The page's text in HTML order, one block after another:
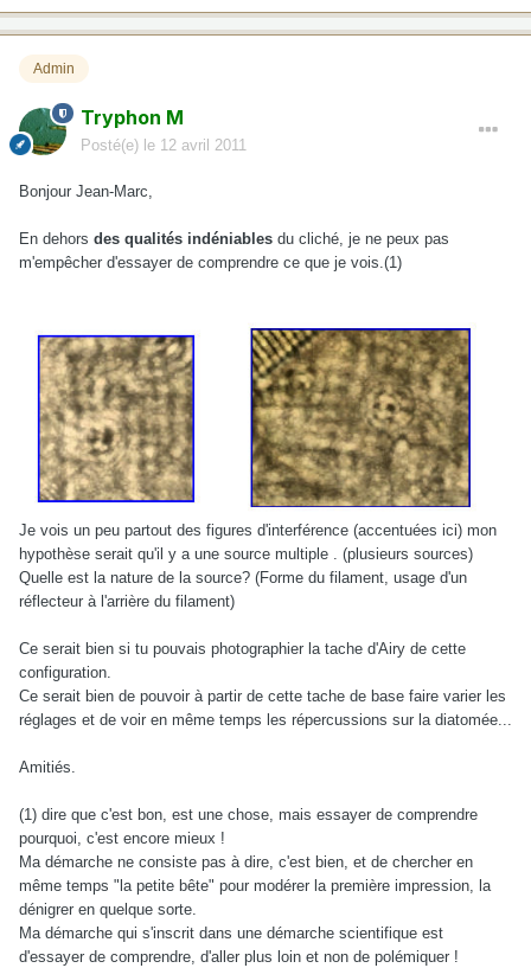
Admin
Tryphon M
Posté(e) le 12 avril 2011
Bonjour Jean-Marc,
En dehors des qualités indéniables du cliché, je ne peux pas
m'empêcher d'essayer de comprendre ce que je vois.(1)
Je vois un peu partout des figures d'interférence (accentuées ici) mon
hypothèse serait qu'il y a une source multiple . (plusieurs sources)
Quelle est la nature de la source? (Forme du filament, usage d'un
réflecteur à l'arrière du filament)
Ce serait bien si tu pouvais photographier la tache d'Airy de cette
configuration.
Ce serait bien de pouvoir à partir de cette tache de base faire varier les
réglages et de voir en même temps les répercussions sur la diatomée...
Amitiés.
(1) dire que c'est bon, est une chose, mais essayer de comprendre
pourquoi, c'est encore mieux !
Ma démarche ne consiste pas à dire, c'est bien, et de chercher en
même temps "la petite bête" pour modérer la première impression, la
dénigrer en quelque sorte.
Ma démarche qui s'inscrit dans une démarche scientifique est
d'essayer de comprendre, d'aller plus loin et non de polémiquer !